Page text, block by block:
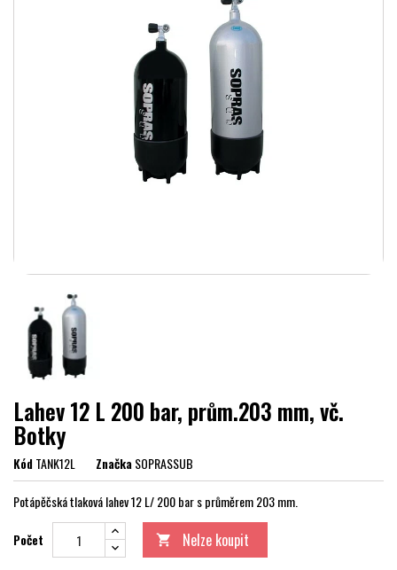
Lahev 12 L 200 bar, prům.203 mm, vč.
Botky
KódTANK12L ZnačkaSOPRASSUB
Potápěčská tlaková lahev 12 L/ 200 bar s průměrem 203 mm.
Počet  Nelze koupit